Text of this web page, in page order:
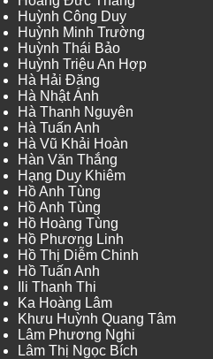
Huỳnh Công Duy
Huỳnh Minh Trường
Huỳnh Thái Bảo
Huỳnh Triệu An Hợp
Hà Hải Đăng
Hà Nhật Ánh
Hà Thanh Nguyên
Hà Tuấn Anh
Hà Vũ Khải Hoàn
Hàn Văn Thắng
Hạng Duy Khiêm
Hồ Anh Tùng
Hồ Anh Tùng
Hồ Hoàng Tùng
Hồ Phương Linh
Hồ Thị Diễm Chinh
Hồ Tuấn Anh
Ili Thanh Thi
Ka Hoàng Lâm
Khưu Huỳnh Quang Tâm
Lâm Phương Nghi
Lâm Thị Ngọc Bích